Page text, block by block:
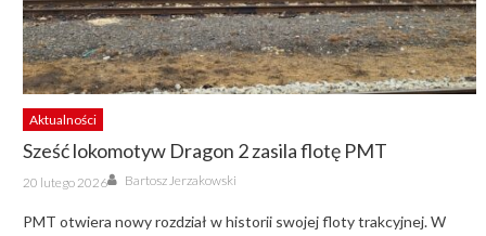
Aktualności
Sześć lokomotyw Dragon 2 zasila flotę PMT
Posted
on
20 lutego 2026 Author
Bartosz Jerzakowski
PMT otwiera nowy rozdział w historii swojej floty trakcyjnej. W